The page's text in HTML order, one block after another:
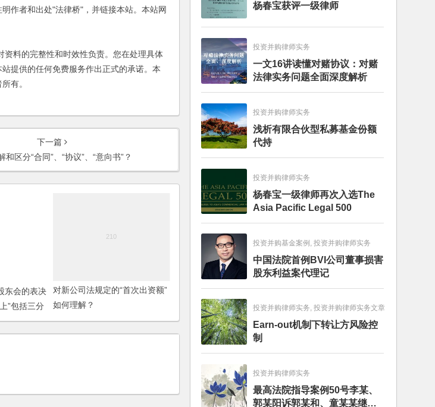
作者和出处"法律桥"，并链接本站。本站网
料的完整性和时效性负责。您在处理具体
提供的任何免费服务作出正式的承诺。本
有。
下一篇
和区分“合同”、“协议”、“意向书”？
东会的表决
”包括三分
对新公司法规定的“首次出资额”
如何理解？
杨春宝获评一级律师
投资并购律师实务
一文16讲读懂对赌协议：对赌
法律实务问题全面深度解析
投资并购律师实务
浅析有限合伙型私募基金份额
代持
投资并购律师实务
杨春宝一级律师再次入选The
Asia Pacific Legal 500
投资并购基金案例, 投资并购律师实务
中国法院首例BVI公司董事损害
股东利益案代理记
投资并购律师实务, 投资并购律师实务文章
Earn-out机制下转让方风险控
制
投资并购律师实务
最高法院指导案例50号李某、
郭某阳诉郭某和、童某某继承